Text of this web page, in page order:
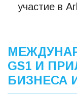
участие в
GS1 И
БИЗНЕСА